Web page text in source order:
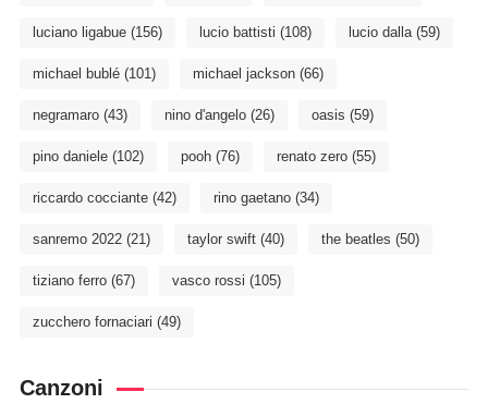
luciano ligabue(156) lucio battisti (108) lucio dalla(59)
michael bublé(101) michael jackson(66)
negramaro(43) nino d'angelo(26) oasis (59)
pino daniele(102) pooh(76) renato zero(55)
riccardo cocciante(42) rino gaetano(34)
sanremo 2022(21) taylor swift(40) the beatles (50)
tiziano ferro(67) vasco rossi (105)
zucchero fornaciari (49)
Canzoni